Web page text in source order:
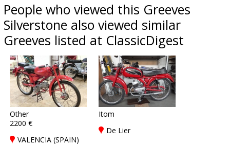
People who viewed this Greeves
Silverstone also viewed similar
Greeves listed at ClassicDigest
Other
2200 €
VALENCIA (SPAIN)
Itom
De Lier